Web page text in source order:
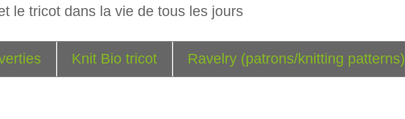
le tricot dans la vie de tous les jours
Knit Bio tricot Ravelry (patrons/knitting patterns)